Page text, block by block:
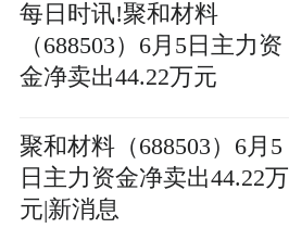
每日时讯!聚和材料
（688503）6月5日主力资
金净卖出44.22万元
聚和材料（688503）6月5
日主力资金净卖出44.22万
元|新消息